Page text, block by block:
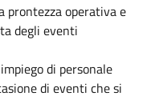
prontezza operativa e
degli eventi
di personale
di eventi che si